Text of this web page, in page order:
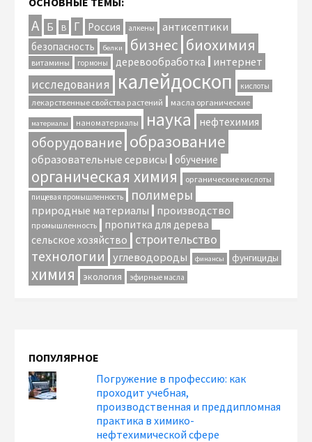
А Б В Г Россия алкены антисептики
безопасность белки бизнес биохимия
витамины гормоны деревообработка интернет
исследования калейдоскоп кислоты
лекарственные свойства растений масла органические
материалы наноматериалы наука нефтехимия
оборудование образование
образовательные сервисы обучение
органическая химия органические кислоты
пищевая промышленность полимеры
природные материалы производство
промышленность
пропитка для дерева
сельское хозяйство
строительство
технологии углеводороды финансы фунгициды
химия экология эфирные масла
ПОПУЛЯРНОЕ
Погружение в профессию: как
проходит учебная,
производственная и преддипломная
практика в химико-
нефтехимической сфере